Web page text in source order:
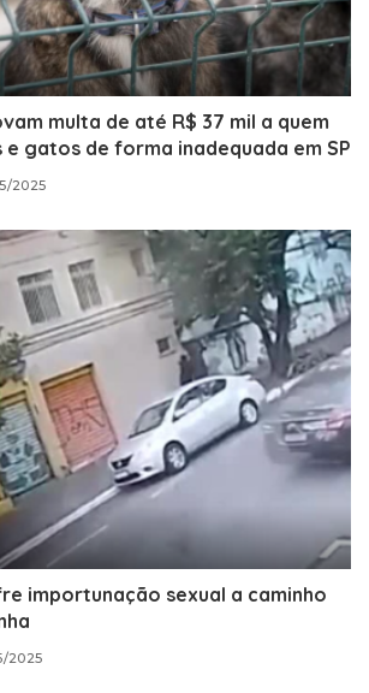
multa de até R$ 37 mil a quem
gatos de forma inadequada em SP
2025
importunação sexual a caminho
2025